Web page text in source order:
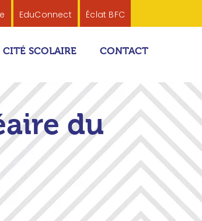
EduConnect Éclat BFC
CITÉ SCOLAIRE CONTACT
du